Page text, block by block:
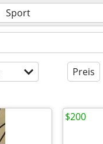
Sport
Preis
$200